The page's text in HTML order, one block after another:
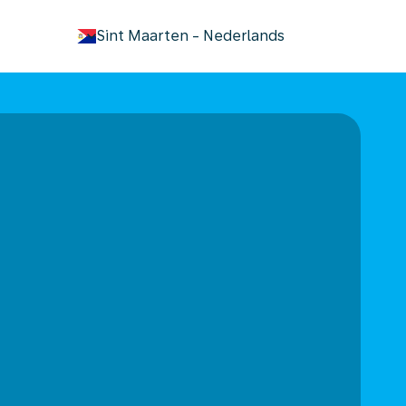
Sint Maarten - Nederlands
keyboard_arrow_down